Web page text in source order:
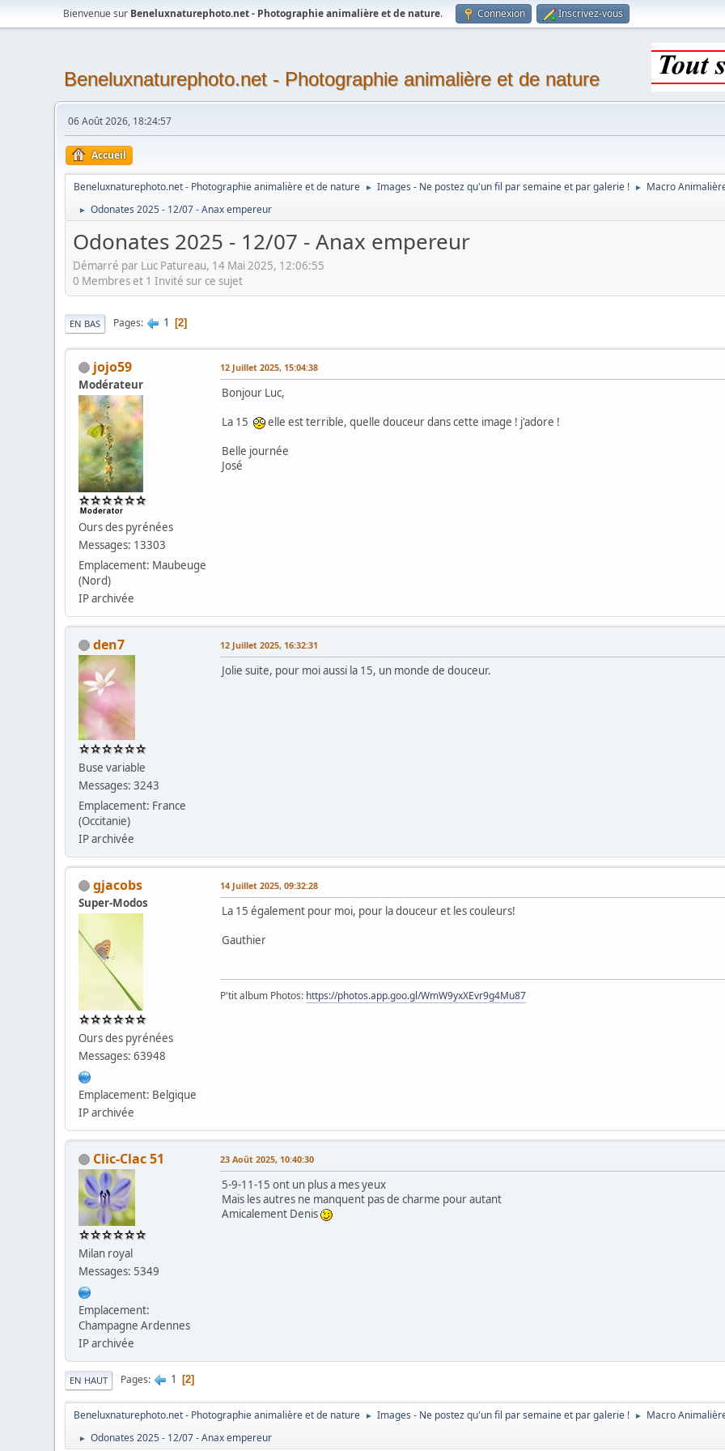
Bienvenue sur Beneluxnaturephoto.net - Photographie animalière et de nature. Connexion Inscrivez-vous
Beneluxnaturephoto.net - Photographie animalière et de nature
06 Août 2026, 18:24:57
Accueil
Beneluxnaturephoto.net - Photographie animalière et de nature ► Images - Ne postez qu'un fil par semaine et par galerie ! ► Macro
► Odonates 2025 - 12/07 - Anax empereur
Odonates 2025 - 12/07 - Anax empereur
Démarré par Luc Patureau, 14 Mai 2025, 12:06:55
0 Membres et 1 Invité sur ce sujet
EN BAS Pages 1 2
jojo59
Modérateur
Ours des pyrénées
Messages: 13303
Emplacement: Maubeuge
(Nord)
IP archivée
12 Juillet 2025, 15:04:38
Bonjour Luc,
La 15
elle est terrible, quelle douceur dans cette image ! j'adore !
Belle journée
José
den7
Buse variable
Messages: 3243
Emplacement: France
(Occitanie)
IP archivée
12 Juillet 2025, 16:32:31
Jolie suite, pour moi aussi la 15, un monde de douceur.
gjacobs
Super-Modos
Ours des pyrénées
Messages: 63948
Emplacement: Belgique
IP archivée
14 Juillet 2025, 09:32:28
La 15 également pour moi, pour la douceur et les couleurs!
Gauthier
P'tit album Photos: https://photos.app.goo.gl/WmW9yxXEvr9g4Mu87
Clic-Clac 51
Milan royal
Messages: 5349
Emplacement:
Champagne Ardennes
IP archivée
23 Août 2025, 10:40:30
5-9-11-15 ont un plus a mes yeux
Mais les autres ne manquent pas de charme pour autant
Amicalement Denis
EN HAUT Pages 1 2
Beneluxnaturephoto.net - Photographie animalière et de nature ► Images - Ne postez qu'un fil par semaine et par galerie ! ► Macro
► Odonates 2025 - 12/07 - Anax empereur